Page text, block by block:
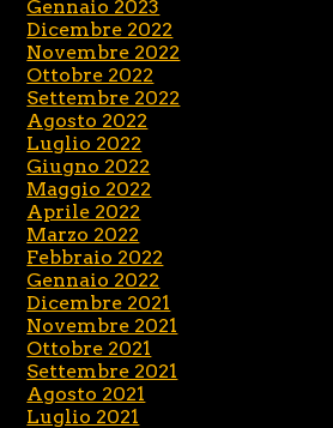
Gennaio 2023
Dicembre 2022
Novembre 2022
Ottobre 2022
Settembre 2022
Agosto 2022
Luglio 2022
Giugno 2022
Maggio 2022
Aprile 2022
Marzo 2022
Febbraio 2022
Gennaio 2022
Dicembre 2021
Novembre 2021
Ottobre 2021
Settembre 2021
Agosto 2021
Luglio 2021